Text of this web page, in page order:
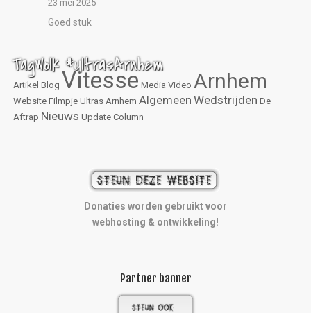
23 mei 2025
Goed stuk
TagWolk #UltrasArnhem
Artikel Blog Vitesse Media Video Arnhem
Website Filmpje Ultras Arnhem Algemeen Wedstrijden De
Aftrap Nieuws Update Column
Donaties worden gebruikt voor
webhosting & ontwikkeling!
Partner banner